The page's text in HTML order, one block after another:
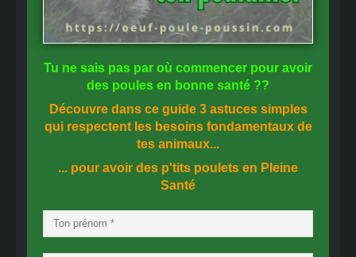
Tu ne sais pas par où commencer pour avoir
des poules en bonne santé ??
Découvre dans ce guide 3 astuces simples
qui respectent les besoins fondamentaux de
tes animaux...
... pour avoir des p'tits poulets en Pleine
Santé